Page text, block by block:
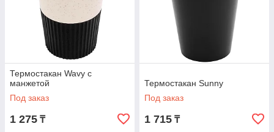
Термостакан Wavy с
манжетой
Под заказ
1 275 ₸
Термостакан Sunny
Под заказ
1 715 ₸